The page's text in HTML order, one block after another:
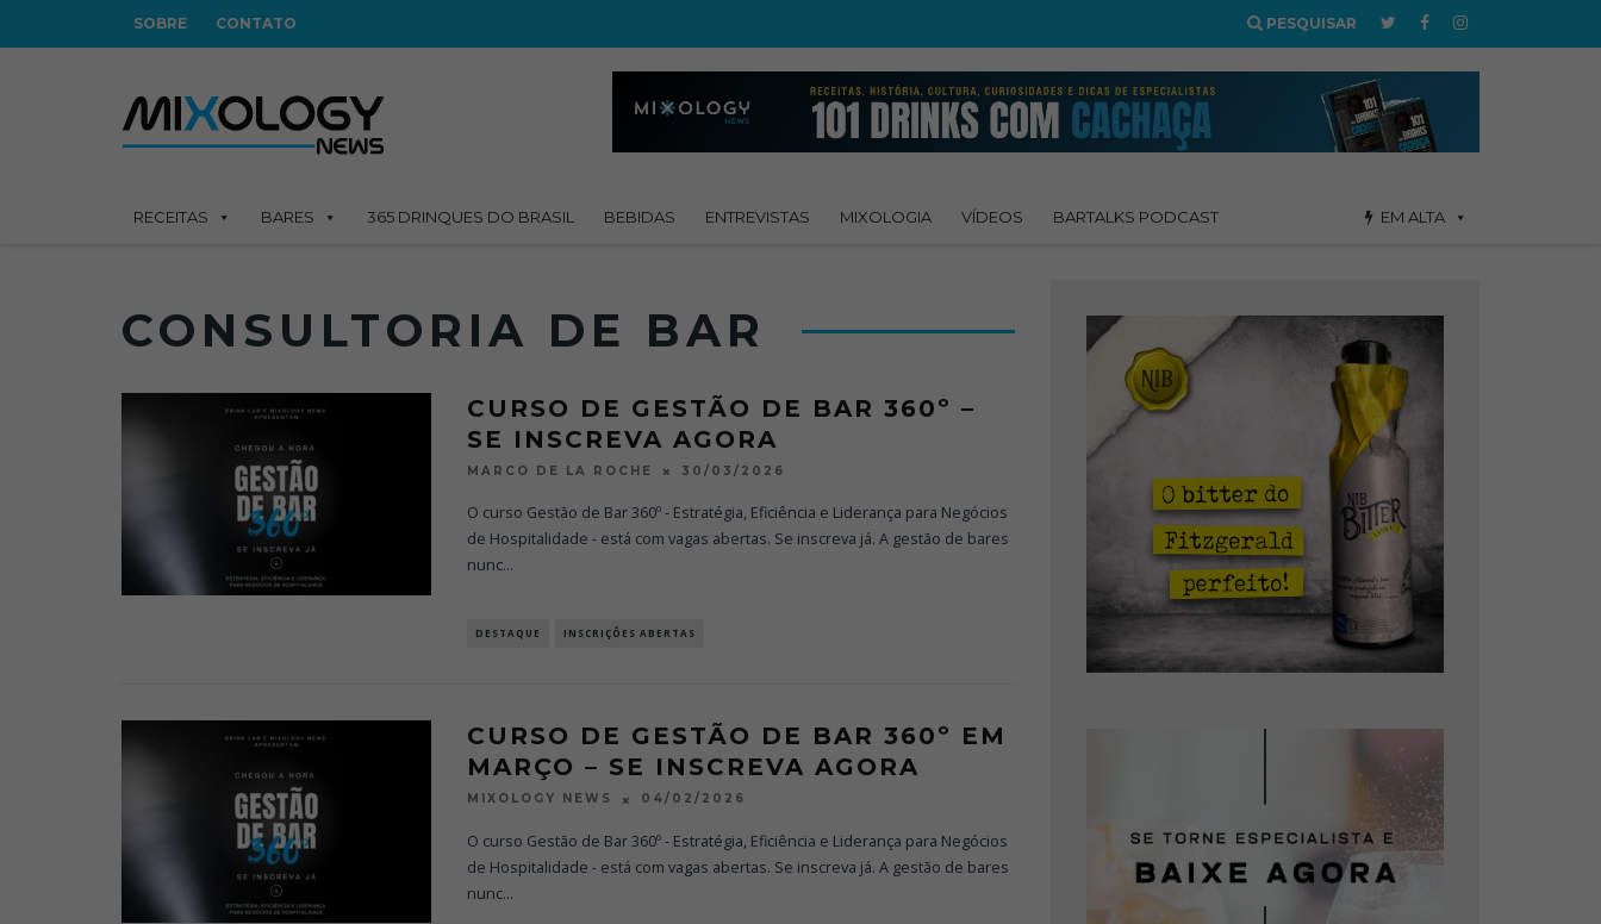
SOBRE CONTATO PESQUISAR
RECEITAS BARES 365 DRINQUES DO BRASIL BEBIDAS ENTREVISTAS MIXOLOGIA VÍDEOS BARTALKS PODCAST EM ALTA
CONSULTORIA DE BAR
CURSO DE GESTÃO DE BAR 360º –
SE INSCREVA AGORA
MARCO DE LA ROCHE 30/03/2026
O curso Gestão de Bar 360º - Estratégia, Eficiência e Liderança para Negócios
de Hospitalidade - está com vagas abertas. Se inscreva já. A gestão de bares
nunc...
DESTAQUE INSCRIÇÕES ABERTAS
CURSO DE GESTÃO DE BAR 360º EM
MARÇO – SE INSCREVA AGORA
MIXOLOGY NEWS 04/02/2026
O curso Gestão de Bar 360º - Estratégia, Eficiência e Liderança para Negócios
de Hospitalidade - está com vagas abertas. Se inscreva já. A gestão de bares
nunc...